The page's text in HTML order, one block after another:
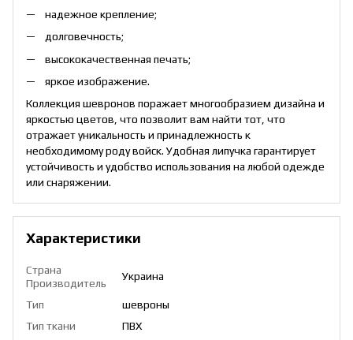
надежное крепление;
долговечность;
высококачественная печать;
яркое изображение.
Коллекция шевронов поражает многообразием дизайна и
яркостью цветов, что позволит вам найти тот, что
отражает уникальность и принадлежность к
необходимому роду войск. Удобная липучка гарантирует
устойчивость и удобство использования на любой одежде
или снаряжении.
Характеристики
Страна
Производитель
Украина
Тип
шевроны
Тип ткани
ПВХ